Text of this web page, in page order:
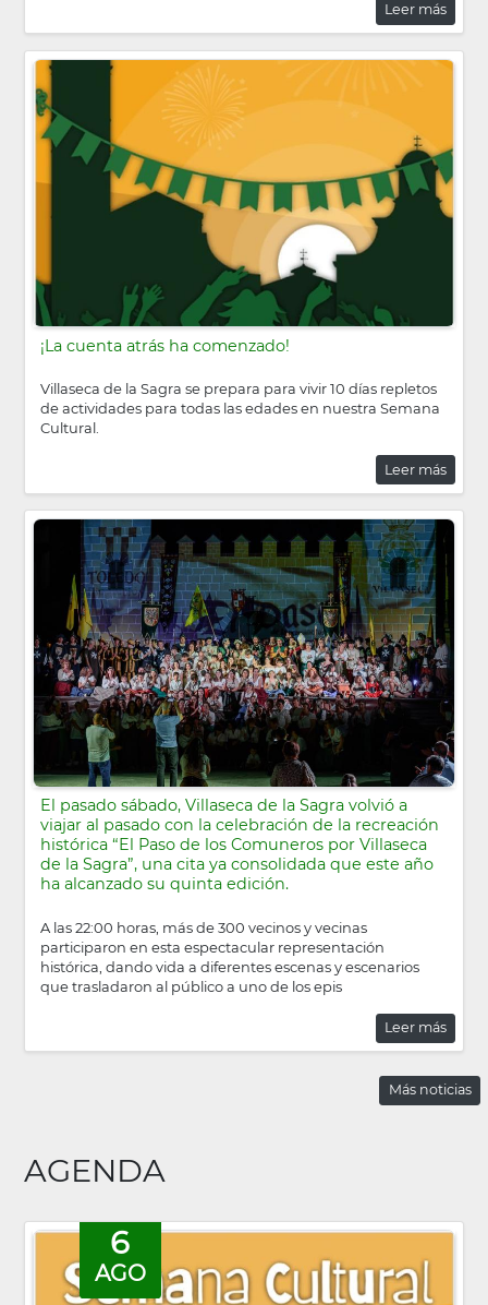
Leer más
¡La cuenta atrás ha comenzado!
Villaseca de la Sagra se prepara para vivir 10 días repletos
de actividades para todas las edades en nuestra Semana
Cultural.
Leer más
El pasado sábado, Villaseca de la Sagra volvió a
viajar al pasado con la celebración de la recreación
histórica “El Paso de los Comuneros por Villaseca
de la Sagra”, una cita ya consolidada que este año
ha alcanzado su quinta edición.
A las 22:00 horas, más de 300 vecinos y vecinas
participaron en esta espectacular representación
histórica, dando vida a diferentes escenas y escenarios
que trasladaron al público a uno de los epis
Leer más
Más noticias
AGENDA
6
AGO